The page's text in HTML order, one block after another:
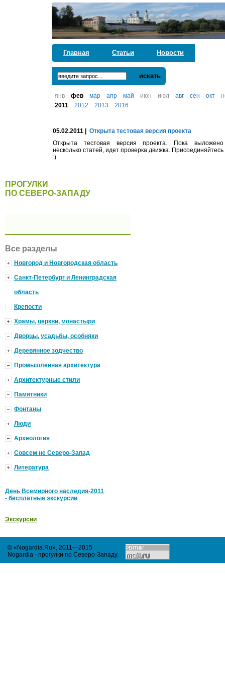
Главная Статьи Новости
искать
янв фев мар апр май июн июл авг сен окт
2011
2012 2013 2016
05.02.2011 |
Открыта тестовая версия проекта
Открыта тестовая версия проекта. Пока выложено
несколько статей, идет проверка движка. Присоединяйтесь
:)
ПРОГУЛКИ
ПО СЕВЕРО-ЗАПАДУ
Все разделы
Новгород и Новгородская область
Санкт-Петербург и Ленинградская
область
Крепости
Храмы, церкви, монастыри
Дворцы, усадьбы, особняки
Деревянное зодчество
Промышленная архитектура
Архитектурные стили
Памятники
Фонтаны
Люди
Археология
Совсем не Северо-Запад
Литература
День Всемирного наследия-2011
- бесплатные экскурсии
Экскурсии
© «Nogardia.Ru», 2011—2015
Nogardia - прогулки по Северо-Западу.